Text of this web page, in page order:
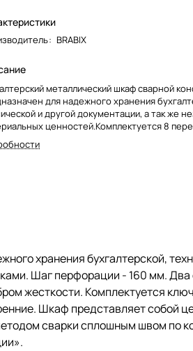
: BRABIX
металлический шкаф сварной
для надежного хранения
и другой документации, а так же
ценностей.Комплектуется 8
Шаг перфорации - 160 мм.
прямоугольной формы,
выполнено методом сварки сплошным
прилегания элементов.
соответствуют требованиям ТР ТС 025/
мебельной продукции».
хранения бухгалтерской,
Шаг перфорации - 160 мм.
жесткости. Комплектуется
Шкаф представляет собой
сварки сплошным швом по